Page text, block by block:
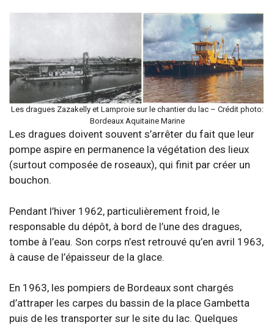
Les dragues Zazakelly et Lamproie sur le chantier du lac – Crédit photo:
Bordeaux Aquitaine Marine
Les dragues doivent souvent s’arrêter du fait que leur
pompe aspire en permanence la végétation des lieux
(surtout composée de roseaux), qui finit par créer un
bouchon.
Pendant l’hiver 1962, particulièrement froid, le
responsable du dépôt, à bord de l’une des dragues,
tombe à l’eau. Son corps n’est retrouvé qu’en avril 1963,
à cause de l’épaisseur de la glace.
En 1963, les pompiers de Bordeaux sont chargés
d’attraper les carpes du bassin de la place Gambetta
puis de les transporter sur le site du lac. Quelques